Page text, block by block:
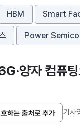
HBM Smart
Power
양자 컴퓨팅
기사